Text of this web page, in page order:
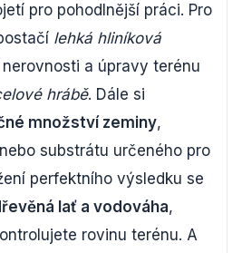
pro pohodlnější práci. Pro
lehká hliníková
a úpravy terénu
hrábě. Dále si
množství zeminy,
substrátu určeného pro
perfektního výsledku se
lať a vodováha,
rovinu terénu. A